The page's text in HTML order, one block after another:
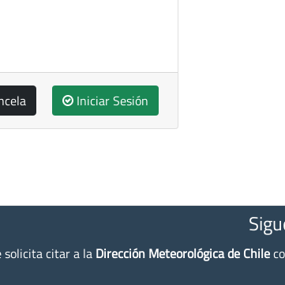
Iniciar Sesión
solicita citar a la Dirección Meteorológica de Chile